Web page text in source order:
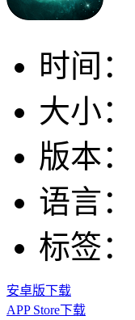
时间：
大小：
版本：
语言：
标签：
安卓版下载
APP Store下载